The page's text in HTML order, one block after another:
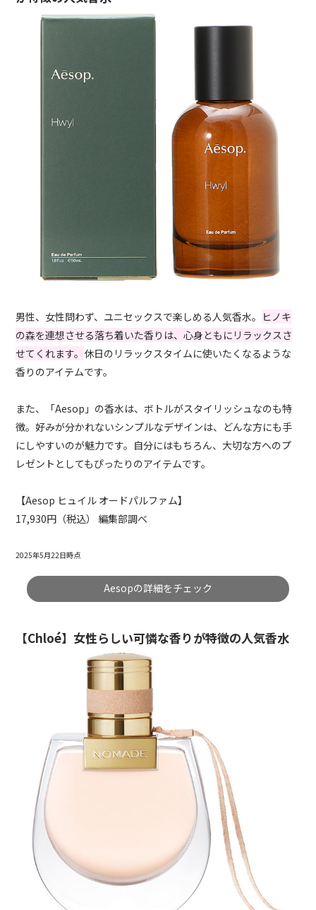
男性、女性問わず、ユニセックスで楽しめる人気香水。 ヒノキ
の森を連想させる落ち着いた香りは、心身ともにリラックスさ
せてくれます。 休日のリラックスタイムに使いたくなるような
香りのアイテムです。
また、「Aesop」の香水は、ボトルがスタイリッシュなのも特
徴。好みが分かれないシンプルなデザインは、どんな方にも手
にしやすいのが魅力です。自分にはもちろん、大切な方へのプ
レゼントとしてもぴったりのアイテムです。
【Aesop ヒュイル オードパルファム】
17,930円（税込） 編集部調べ
2025年5月22日時点
Aesopの詳細をチェック
【Chloé】女性らしい可憐な香りが特徴の人気香水